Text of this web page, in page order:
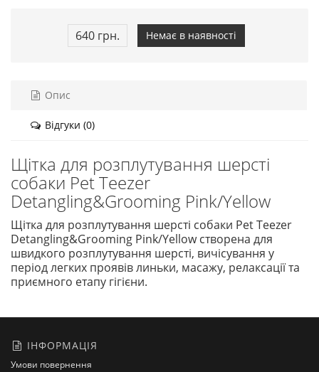
640 грн. Немає в наявності
Опис
Відгуки (0)
Щітка для розплутування шерсті
собаки Pet Teezer
Detangling&Grooming Pink/Yellow
Щітка для розплутування шерсті собаки Pet Teezer
Detangling&Grooming Pink/Yellow створена для
швидкого розплутування шерсті, вичісування у
період легких проявів линьки, масажу, релаксації та
приємного етапу гігієни.
ІНФОРМАЦІЯ
Умови повернення